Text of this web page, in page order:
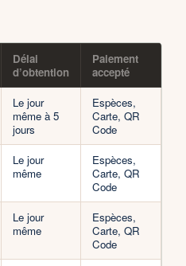
Délai
d’obtention
Paiement
accepté
Le jour
même à 5
jours
Espèces,
Carte, QR
Code
Le jour
même
Espèces,
Carte, QR
Code
Le jour
même
Espèces,
Carte, QR
Code